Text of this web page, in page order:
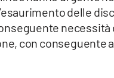
delle
necessità
con conseguente